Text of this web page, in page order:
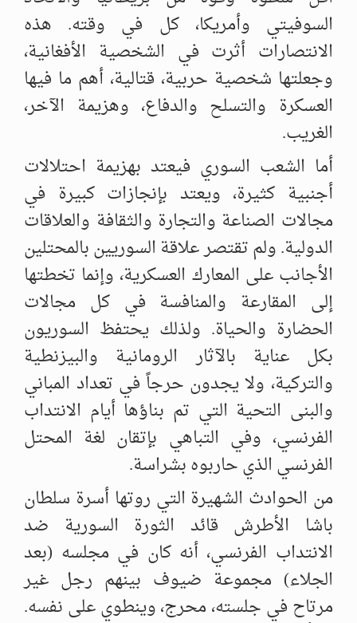
السوفيتي وأمريكا، كل في وقته. هذه
الانتصارات أثرت في الشخصية الأفغانية،
وجعلتها شخصية حربية، قتالية، أهم ما فيها
العسكرة والتسلح والدفاع، وهزيمة الآخر،
الغريب.
أما الشعب السوري فيعتد بهزيمة احتلالات
أجنبية كثيرة، ويعتد بإنجازات كبيرة في
مجالات الصناعة والتجارة والثقافة والعلاقات
الدولية. ولم تقتصر علاقة السوريين بالمحتلين
الأجانب على المعارك العسكرية، وإنما تخطتها
إلى المقارعة والمنافسة في كل مجالات
الحضارة والحياة. ولذلك يحتفظ السوريون
بكل عناية بالآثار الرومانية والبيزنطية
والتركية، ولا يجدون حرجاً في تعداد المباني
والبنى التحية التي تم بناؤها أيام الانتداب
الفرنسي، وفي التباهي بإتقان لغة المحتل
الفرنسي الذي حاربوه بشراسة.
من الحوادث الشهيرة التي روتها أسرة سلطان
باشا الأطرش قائد الثورة السورية ضد
الانتداب الفرنسي، أنه كان في مجلسه (بعد
الجلاء) مجموعة ضيوف بينهم رجل غير
مرتاح في جلسته، محرج، وينطوي على نفسه.